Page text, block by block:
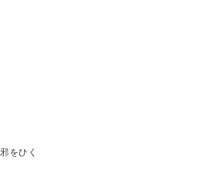
をひく